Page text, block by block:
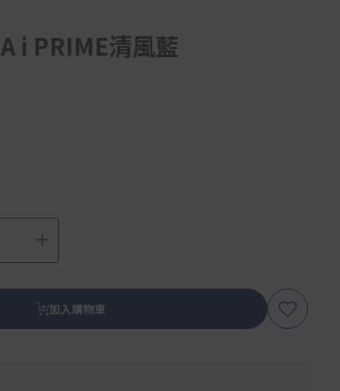
i PRIME清風藍
加入購物車